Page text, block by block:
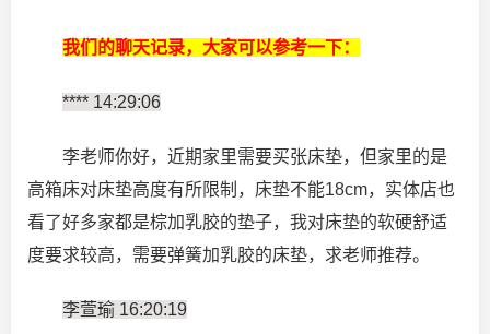
我们的聊天记录，大家可以参考一下：
**** 14:29:06
李老师你好，近期家里需要买张床垫，但家里的是
高箱床对床垫高度有所限制，床垫不能18cm，实体店也
看了好多家都是棕加乳胶的垫子，我对床垫的软硬舒适
度要求较高，需要弹簧加乳胶的床垫，求老师推荐。
李萱瑜 16:20:19